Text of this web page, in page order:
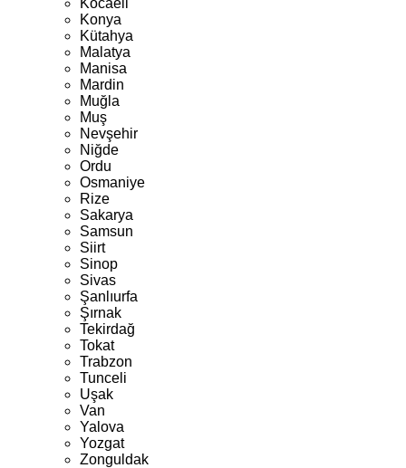
Kocaeli
Konya
Kütahya
Malatya
Manisa
Mardin
Muğla
Muş
Nevşehir
Niğde
Ordu
Osmaniye
Rize
Sakarya
Samsun
Siirt
Sinop
Sivas
Şanlıurfa
Şırnak
Tekirdağ
Tokat
Trabzon
Tunceli
Uşak
Van
Yalova
Yozgat
Zonguldak